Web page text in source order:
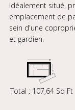
Idéalement situé,
emplacement de
sein d'une
et gardien.
Total : 107,64 Sq Ft